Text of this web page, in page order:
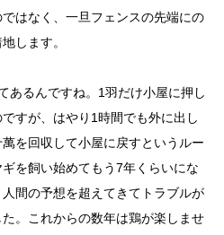
はなく、一旦フェンスの先端にの
します。
あるんですね。1羽だけ小屋に押し
すが、はやり1時間でも外に出し
を回収して小屋に戻すというルー
を飼い始めてもう7年くらいにな
間の予想を超えてきてトラブルが
。これからの数年は鶏が楽しませ